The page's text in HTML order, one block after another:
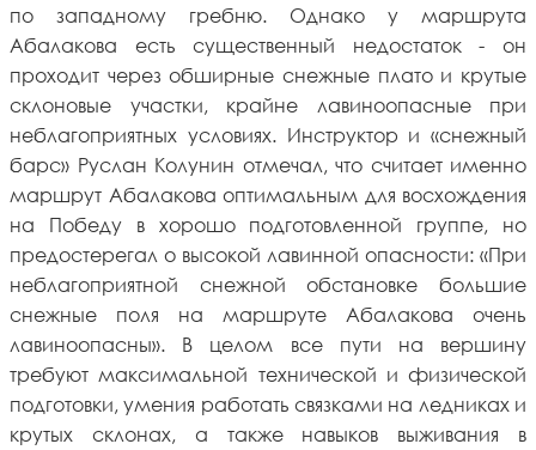
по западному гребню. Однако у маршрута
Абалакова есть существенный недостаток - он
проходит через обширные снежные плато и крутые
склоновые участки, крайне лавиноопасные при
неблагоприятных условиях. Инструктор и «снежный
барс» Руслан Колунин отмечал, что считает именно
маршрут Абалакова оптимальным для восхождения
на Победу в хорошо подготовленной группе, но
предостерегал о высокой лавинной опасности: «При
неблагоприятной снежной обстановке большие
снежные поля на маршруте Абалакова очень
лавиноопасны». В целом все пути на вершину
требуют максимальной технической и физической
подготовки, умения работать связками на ледниках и
крутых склонах, а также навыков выживания в